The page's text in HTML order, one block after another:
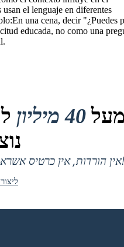
el lenguaje en diferentes
una cena, decir "¿Puedes
educada, no como una
40 מיליון
אין הורדות, אין כרטיס אשראי ואין צורך בכניסה כדי לנסות!